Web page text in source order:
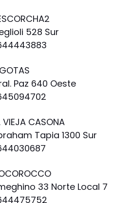
528 Sur
Paz 640 Oeste
VIEJA CASONA
Tapia 1300 Sur
33 Norte Local 7